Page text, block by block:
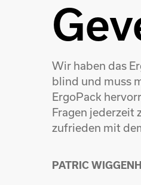
Wir haben das
blind und muss
ErgoPack
Fragen jederzeit
zufrieden mit
PATRIC